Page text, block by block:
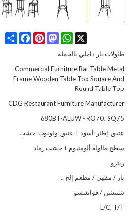
Share
FacebookPinterest
Mastodon
WhatsApp X
طاولات بار داخلي بالجملة
Commercial Furniture Bar Table Metal
Frame Wooden Table Top Square And
Round Table Top
CDG Restaurant Furniture Manufacturer
680BT-ALUW - RO70، SQ75
عتيق-إطار-أسود + عتيق-ولونوت-خشب
سطح طاولة ألومنيوم + خشب رماد
ريترو
بار / مقهى / مطعم إلخ ...
شنتشن / قوانغتشو
L/C, T/T